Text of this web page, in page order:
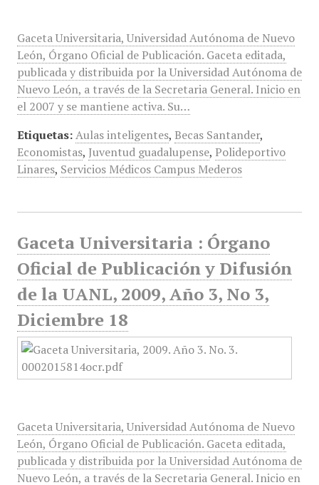
Gaceta Universitaria, Universidad Autónoma de Nuevo
León, Órgano Oficial de Publicación. Gaceta editada,
publicada y distribuida por la Universidad Autónoma de
Nuevo León, a través de la Secretaria General. Inicio en
el 2007 y se mantiene activa. Su…
Etiquetas: Aulas inteligentes, Becas Santander,
Economistas, Juventud guadalupense, Polideportivo
Linares, Servicios Médicos Campus Mederos
Gaceta Universitaria : Órgano
Oficial de Publicación y Difusión
de la UANL, 2009, Año 3, No 3,
Diciembre 18
Gaceta Universitaria, Universidad Autónoma de Nuevo
León, Órgano Oficial de Publicación. Gaceta editada,
publicada y distribuida por la Universidad Autónoma de
Nuevo León, a través de la Secretaria General. Inicio en